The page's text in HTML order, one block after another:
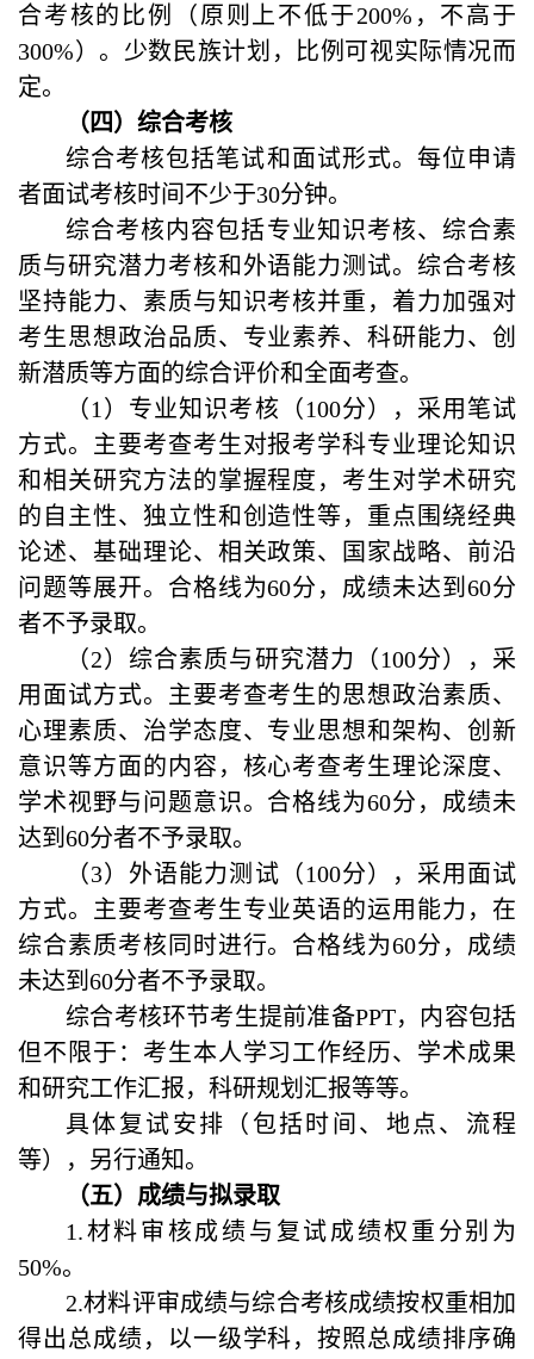
合考核的比例（原则上不低于200%，不高于
300%）。少数民族计划，比例可视实际情况而
定。
（四）综合考核
综合考核包括笔试和面试形式。每位申请
者面试考核时间不少于30分钟。
综合考核内容包括专业知识考核、综合素
质与研究潜力考核和外语能力测试。综合考核
坚持能力、素质与知识考核并重，着力加强对
考生思想政治品质、专业素养、科研能力、创
新潜质等方面的综合评价和全面考查。
（1）专业知识考核（100分），采用笔试
方式。主要考查考生对报考学科专业理论知识
和相关研究方法的掌握程度，考生对学术研究
的自主性、独立性和创造性等，重点围绕经典
论述、基础理论、相关政策、国家战略、前沿
问题等展开。合格线为60分，成绩未达到60分
者不予录取。
（2）综合素质与研究潜力（100分），采
用面试方式。主要考查考生的思想政治素质、
心理素质、治学态度、专业思想和架构、创新
意识等方面的内容，核心考查考生理论深度、
学术视野与问题意识。合格线为60分，成绩未
达到60分者不予录取。
（3）外语能力测试（100分），采用面试
方式。主要考查考生专业英语的运用能力，在
综合素质考核同时进行。合格线为60分，成绩
未达到60分者不予录取。
综合考核环节考生提前准备PPT，内容包括
但不限于：考生本人学习工作经历、学术成果
和研究工作汇报，科研规划汇报等等。
具体复试安排（包括时间、地点、流程
等），另行通知。
（五）成绩与拟录取
1.材料审核成绩与复试成绩权重分别为
50%。
2.材料评审成绩与综合考核成绩按权重相加
得出总成绩，以一级学科，按照总成绩排序确